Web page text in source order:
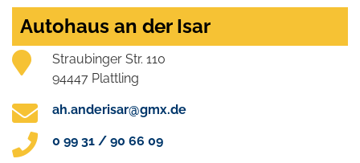
Autohaus an der Isar
Straubinger Str. 110
94447 Plattling
ah.anderisar@gmx.de
0 99 31 / 90 66 09